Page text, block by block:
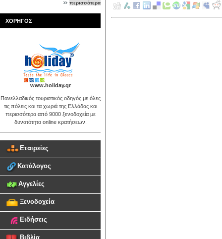
περισσότερα
ΧΟΡΗΓΟΣ
www.holiday.gr
Πανελλαδικός τουριστικός οδηγός με όλες
τις πόλεις και τα χωριά της Ελλάδας και
περισσότερα από 9000 ξενοδοχεία με
δυνατότητα online κρατήσεων.
Εταιρείες
Κατάλογος
Αγγελίες
Ξενοδοχεία
Ειδήσεις
Βιβλία